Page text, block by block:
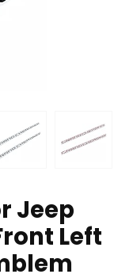
Jeep
Left